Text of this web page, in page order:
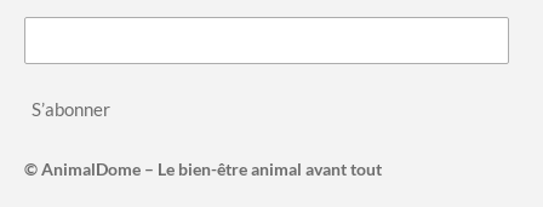
S’abonner
© AnimalDome – Le bien-être animal avant tout